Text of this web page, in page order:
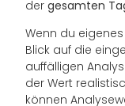
dergesamten
Wenn du
Blick auf die
auffälligen
der Wert
können